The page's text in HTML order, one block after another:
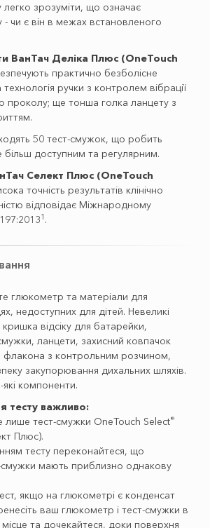
легко зрозуміти, що означає
- чи є він в межах встановленого
ВанТач Деліка Плюс (OneTouch
практично безболісне
ручки з контролем вібрації
проколу; ще тонша голка ланцету з
50 тест-смужок, що робить
доступним та регулярним.
Селект Плюс (OneTouch
точність результатів клінічно
відповідає Міжнародному
1 .
глюкометр та матеріали для
недоступних для дітей. Невеликі
відсіку для батарейки,
ланцети, захисний ковпачок
флакона з контрольним розчином,
закупорювання дихальних шляхів.
компоненти.
тесту важливо:
лише тест-смужки OneTouch Select®
Плюс).
тесту переконайтеся, що
смужки мають приблизно однакову
якщо на глюкометрі є конденсат
ваш глюкометр і тест-смужки в
та дочекайтеся, доки поверхня